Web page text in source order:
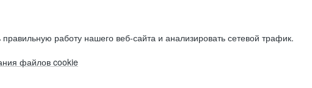
работу нашего веб-сайта и анализировать сетевой трафик.
файлов cookie